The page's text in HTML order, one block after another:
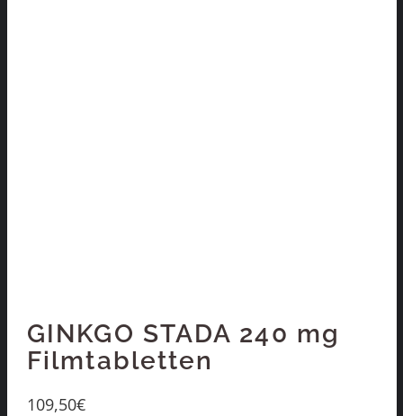
GINKGO STADA 240 mg
Filmtabletten
109,50€